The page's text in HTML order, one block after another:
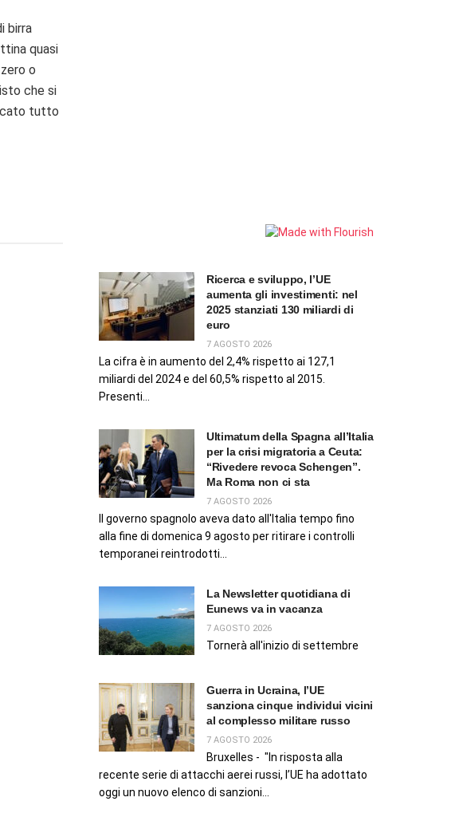
birra
quasi
o
che si
tutto
Ricerca e sviluppo, l’UE
aumenta gli investimenti: nel
2025 stanziati 130 miliardi di
euro
7 AGOSTO 2026
La cifra è in aumento del 2,4% rispetto ai 127,1
miliardi del 2024 e del 60,5% rispetto al 2015.
Presenti...
Ultimatum della Spagna all’Italia
per la crisi migratoria a Ceuta:
“Rivedere revoca Schengen”.
Ma Roma non ci sta
7 AGOSTO 2026
Il governo spagnolo aveva dato all'Italia tempo fino
alla fine di domenica 9 agosto per ritirare i controlli
temporanei reintrodotti...
La Newsletter quotidiana di
Eunews va in vacanza
7 AGOSTO 2026
Tornerà all'inizio di settembre
Guerra in Ucraina, l’UE
sanziona cinque individui vicini
al complesso militare russo
7 AGOSTO 2026
Bruxelles - "In risposta alla
recente serie di attacchi aerei russi, l’UE ha adottato
oggi un nuovo elenco di sanzioni...